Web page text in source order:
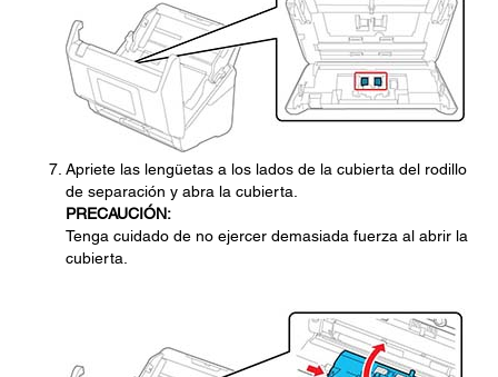
Apriete las lengüetas a los lados de la cubierta del rodillo
de separación y abra la cubierta.
PRECAUCIÓN:
Tenga cuidado de no ejercer demasiada fuerza al abrir la
cubierta.